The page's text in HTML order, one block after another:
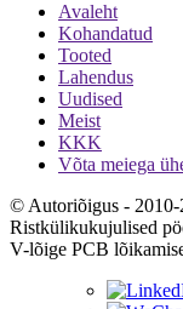
Avaleht
Kohandatud
Tooted
Lahendus
Uudised
Meist
KKK
Võta meiega
© Autoriõigus - 2010-
Ristkülikukujulised
V-lõige PCB